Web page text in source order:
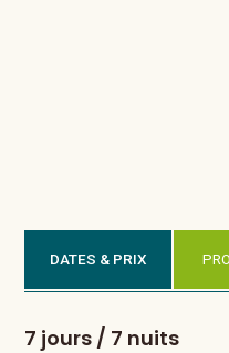
DATES & PRIX
7 jours / 7 nuits